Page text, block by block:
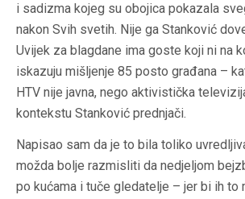
i sadizma kojeg su obojica pokazala
nakon Svih svetih. Nije ga Stanković
Uvijek za blagdane ima goste koji ni na
iskazuju mišljenje 85 posto građana –
HTV nije javna, nego aktivistička
kontekstu Stanković prednjači.
Napisao sam da je to bila toliko
možda bolje razmisliti da nedjeljom
po kućama i tuče gledatelje – jer bi ih to